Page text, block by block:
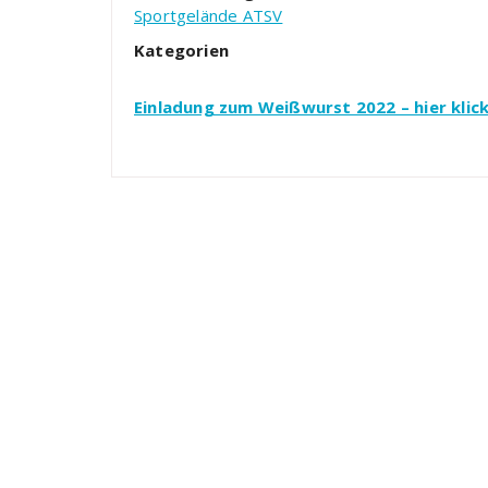
Sportgelände ATSV
Kategorien
Einladung zum Weißwurst 2022 – hier